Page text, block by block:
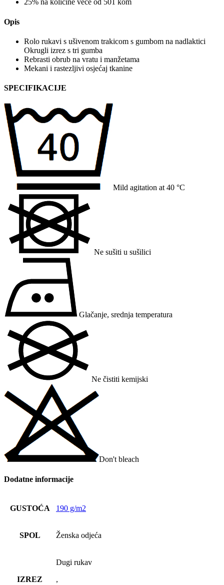
25% na količine veće od 501 kom
Opis
Rolo rukavi s ušivenom trakicom s gumbom na nadlaktici
Okrugli izrez s tri gumba
Rebrasti obrub na vratu i manžetama
Mekani i rastezljivi osjećaj tkanine
SPECIFIKACIJE
Mild agitation at 40 °C
Ne sušiti u sušilici
Glačanje, srednja temperatura
Ne čistiti kemijski
Don't bleach
Dodatne informacije
GUSTOĆA 190 g/m2
SPOL Ženska odjeća
IZREZ
Dugi rukav
,